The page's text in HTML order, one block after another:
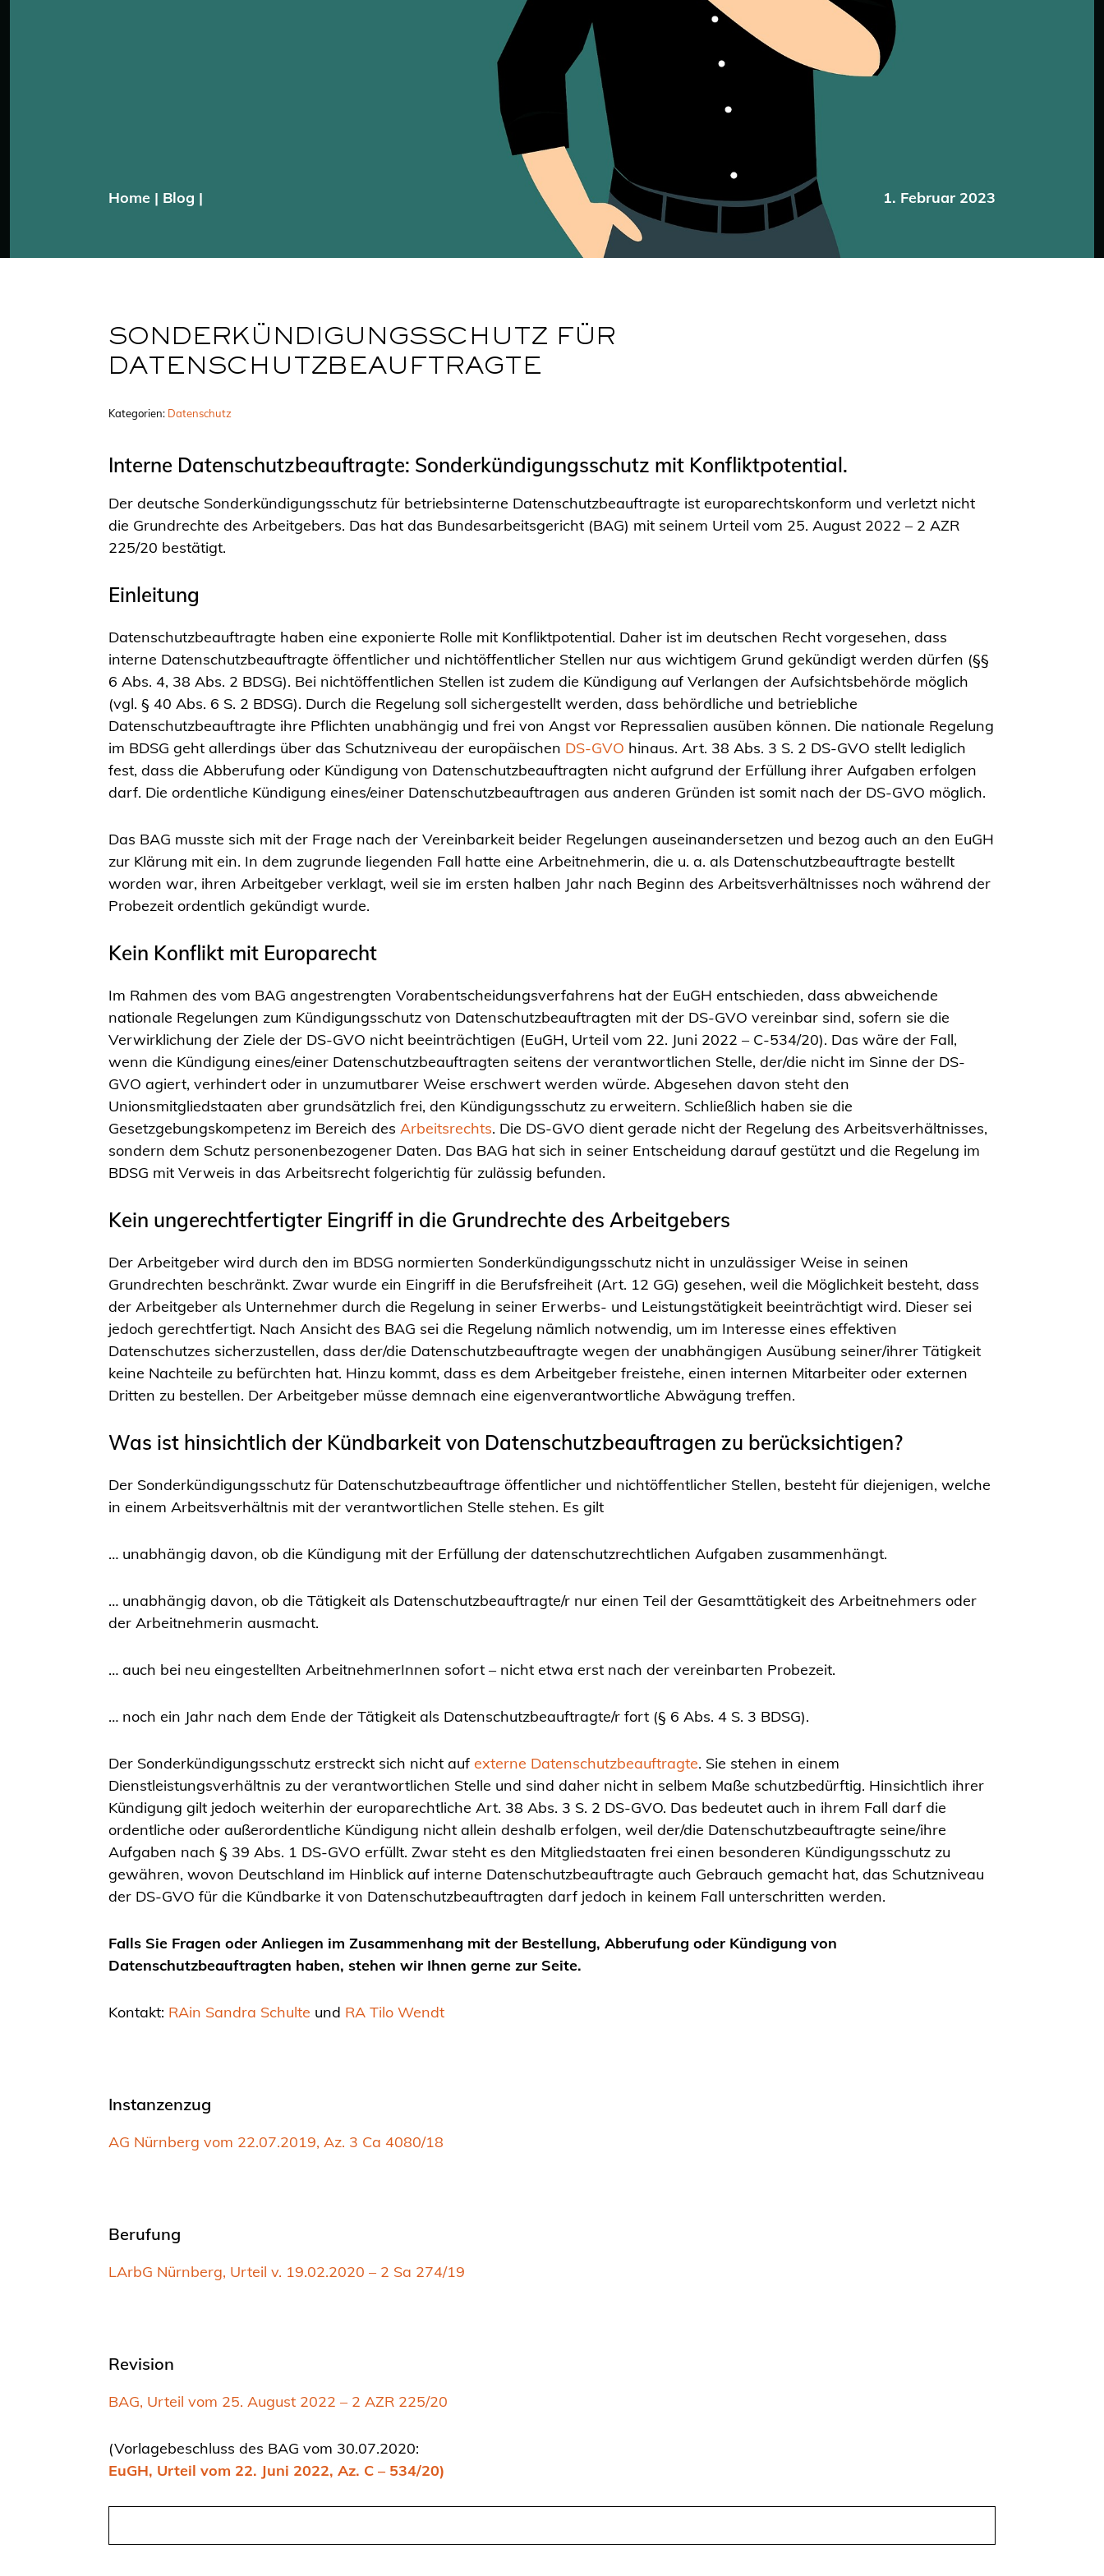
Home | Blog | 1. Februar 2023
SONDERKÜNDIGUNGSSCHUTZ FÜR
DATENSCHUTZBEAUFTRAGTE
Kategorien: Datenschutz
Interne Datenschutzbeauftragte: Sonderkündigungsschutz mit Konfliktpotential.
Der deutsche Sonderkündigungsschutz für betriebsinterne Datenschutzbeauftragte ist europarechtskonform und verletzt nicht
die Grundrechte des Arbeitgebers. Das hat das Bundesarbeitsgericht (BAG) mit seinem Urteil vom 25. August 2022 – 2 AZR
225/20 bestätigt.
Einleitung
Datenschutzbeauftragte haben eine exponierte Rolle mit Konfliktpotential. Daher ist im deutschen Recht vorgesehen, dass
interne Datenschutzbeauftragte öffentlicher und nichtöffentlicher Stellen nur aus wichtigem Grund gekündigt werden dürfen (§§
6 Abs. 4, 38 Abs. 2 BDSG). Bei nichtöffentlichen Stellen ist zudem die Kündigung auf Verlangen der Aufsichtsbehörde möglich
(vgl. § 40 Abs. 6 S. 2 BDSG). Durch die Regelung soll sichergestellt werden, dass behördliche und betriebliche
Datenschutzbeauftragte ihre Pflichten unabhängig und frei von Angst vor Repressalien ausüben können. Die nationale Regelung
im BDSG geht allerdings über das Schutzniveau der europäischen DS-GVO hinaus. Art. 38 Abs. 3 S. 2 DS-GVO stellt lediglich
fest, dass die Abberufung oder Kündigung von Datenschutzbeauftragten nicht aufgrund der Erfüllung ihrer Aufgaben erfolgen
darf. Die ordentliche Kündigung eines/einer Datenschutzbeauftragen aus anderen Gründen ist somit nach der DS-GVO möglich.
Das BAG musste sich mit der Frage nach der Vereinbarkeit beider Regelungen auseinandersetzen und bezog auch an den EuGH
zur Klärung mit ein. In dem zugrunde liegenden Fall hatte eine Arbeitnehmerin, die u. a. als Datenschutzbeauftragte bestellt
worden war, ihren Arbeitgeber verklagt, weil sie im ersten halben Jahr nach Beginn des Arbeitsverhältnisses noch während der
Probezeit ordentlich gekündigt wurde.
Kein Konflikt mit Europarecht
Im Rahmen des vom BAG angestrengten Vorabentscheidungsverfahrens hat der EuGH entschieden, dass abweichende
nationale Regelungen zum Kündigungsschutz von Datenschutzbeauftragten mit der DS-GVO vereinbar sind, sofern sie die
Verwirklichung der Ziele der DS-GVO nicht beeinträchtigen (EuGH, Urteil vom 22. Juni 2022 – C-534/20). Das wäre der Fall,
wenn die Kündigung eines/einer Datenschutzbeauftragten seitens der verantwortlichen Stelle, der/die nicht im Sinne der DS-
GVO agiert, verhindert oder in unzumutbarer Weise erschwert werden würde. Abgesehen davon steht den
Unionsmitgliedstaaten aber grundsätzlich frei, den Kündigungsschutz zu erweitern. Schließlich haben sie die
Gesetzgebungskompetenz im Bereich des Arbeitsrechts. Die DS-GVO dient gerade nicht der Regelung des Arbeitsverhältnisses,
sondern dem Schutz personenbezogener Daten. Das BAG hat sich in seiner Entscheidung darauf gestützt und die Regelung im
BDSG mit Verweis in das Arbeitsrecht folgerichtig für zulässig befunden.
Kein ungerechtfertigter Eingriff in die Grundrechte des Arbeitgebers
Der Arbeitgeber wird durch den im BDSG normierten Sonderkündigungsschutz nicht in unzulässiger Weise in seinen
Grundrechten beschränkt. Zwar wurde ein Eingriff in die Berufsfreiheit (Art. 12 GG) gesehen, weil die Möglichkeit besteht, dass
der Arbeitgeber als Unternehmer durch die Regelung in seiner Erwerbs- und Leistungstätigkeit beeinträchtigt wird. Dieser sei
jedoch gerechtfertigt. Nach Ansicht des BAG sei die Regelung nämlich notwendig, um im Interesse eines effektiven
Datenschutzes sicherzustellen, dass der/die Datenschutzbeauftragte wegen der unabhängigen Ausübung seiner/ihrer Tätigkeit
keine Nachteile zu befürchten hat. Hinzu kommt, dass es dem Arbeitgeber freistehe, einen internen Mitarbeiter oder externen
Dritten zu bestellen. Der Arbeitgeber müsse demnach eine eigenverantwortliche Abwägung treffen.
Was ist hinsichtlich der Kündbarkeit von Datenschutzbeauftragen zu berücksichtigen?
Der Sonderkündigungsschutz für Datenschutzbeauftrage öffentlicher und nichtöffentlicher Stellen, besteht für diejenigen, welche
in einem Arbeitsverhältnis mit der verantwortlichen Stelle stehen. Es gilt
… unabhängig davon, ob die Kündigung mit der Erfüllung der datenschutzrechtlichen Aufgaben zusammenhängt.
… unabhängig davon, ob die Tätigkeit als Datenschutzbeauftragte/r nur einen Teil der Gesamttätigkeit des Arbeitnehmers oder
der Arbeitnehmerin ausmacht.
… auch bei neu eingestellten ArbeitnehmerInnen sofort – nicht etwa erst nach der vereinbarten Probezeit.
… noch ein Jahr nach dem Ende der Tätigkeit als Datenschutzbeauftragte/r fort (§ 6 Abs. 4 S. 3 BDSG).
Der Sonderkündigungsschutz erstreckt sich nicht auf externe Datenschutzbeauftragte. Sie stehen in einem
Dienstleistungsverhältnis zu der verantwortlichen Stelle und sind daher nicht in selbem Maße schutzbedürftig. Hinsichtlich ihrer
Kündigung gilt jedoch weiterhin der europarechtliche Art. 38 Abs. 3 S. 2 DS-GVO. Das bedeutet auch in ihrem Fall darf die
ordentliche oder außerordentliche Kündigung nicht allein deshalb erfolgen, weil der/die Datenschutzbeauftragte seine/ihre
Aufgaben nach § 39 Abs. 1 DS-GVO erfüllt. Zwar steht es den Mitgliedstaaten frei einen besonderen Kündigungsschutz zu
gewähren, wovon Deutschland im Hinblick auf interne Datenschutzbeauftragte auch Gebrauch gemacht hat, das Schutzniveau
der DS-GVO für die Kündbarke it von Datenschutzbeauftragten darf jedoch in keinem Fall unterschritten werden.
Falls Sie Fragen oder Anliegen im Zusammenhang mit der Bestellung, Abberufung oder Kündigung von
Datenschutzbeauftragten haben, stehen wir Ihnen gerne zur Seite.
Kontakt: RAin Sandra Schulte und RA Tilo Wendt
Instanzenzug
AG Nürnberg vom 22.07.2019, Az. 3 Ca 4080/18
Berufung
LArbG Nürnberg, Urteil v. 19.02.2020 – 2 Sa 274/19
Revision
BAG, Urteil vom 25. August 2022 – 2 AZR 225/20
(Vorlagebeschluss des BAG vom 30.07.2020:
EuGH, Urteil vom 22. Juni 2022, Az. C – 534/20)